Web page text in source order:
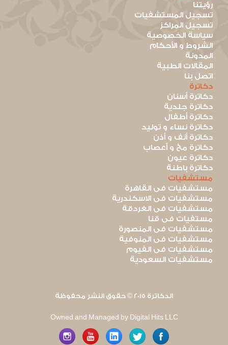
رؤيتنا
تسجيل المستشفيات
تسجيل المراكز
سياسة الخصوصية
الشروط و الأحكام
المدونة
المقالات الطبية
اتصل بنا
دكاترة
دكاترة أسنان
دكاترة جلدية
دكاترة أطفال
دكاترة نساء و توليد
دكاترة أنف و أذن
دكاترة مخ و أعصاب
دكاترة عيون
دكاترة باطنة
مستشفيات
مستشفيات فى القاهرة
مستشفيات فى الاسكندرية
مستشفيات فى الغردقة
مستفيات فى قنا
مستشفيات فى المنصورة
مستشفيات فى المنوفية
مستشفيات فى الفيوم
مستشفيات السعودية
الدكاترة 2015 © حقوق النشر محفوظة
Owned and Managed by Digital Hits LLC